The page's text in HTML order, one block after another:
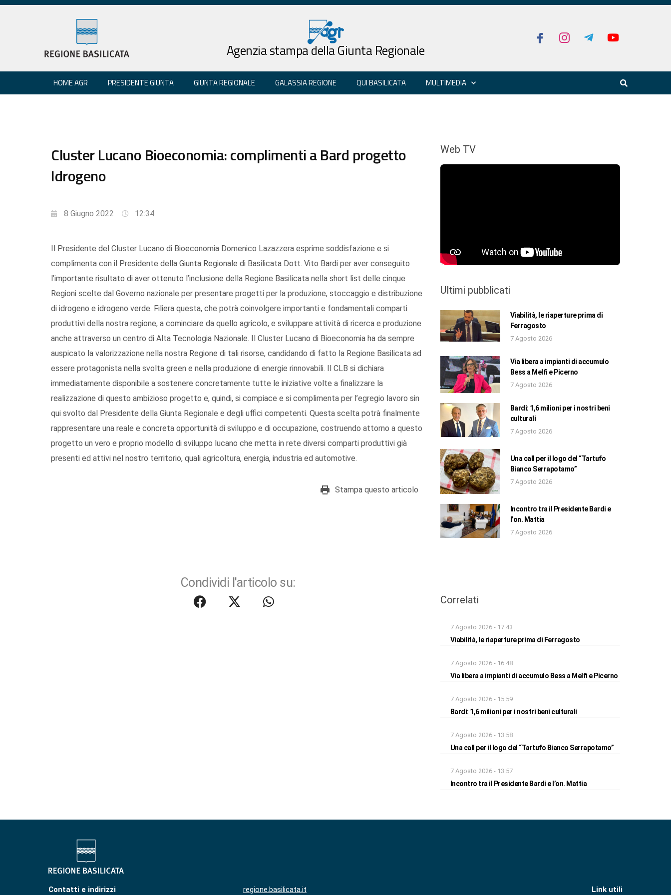
Agenzia stampa della Giunta Regionale
HOME AGR PRESIDENTE GIUNTA GIUNTA REGIONALE GALASSIA REGIONE QUI BASILICATA MULTIMEDIA
Cluster Lucano Bioeconomia: complimenti a Bard progetto
Idrogeno
8 Giugno 2022 12:34
Il Presidente del Cluster Lucano di Bioeconomia Domenico Lazazzera esprime soddisfazione e si
complimenta con il Presidente della Giunta Regionale di Basilicata Dott. Vito Bardi per aver conseguito
l’importante risultato di aver ottenuto l’inclusione della Regione Basilicata nella short list delle cinque
Regioni scelte dal Governo nazionale per presentare progetti per la produzione, stoccaggio e distribuzione
di idrogeno e idrogeno verde. Filiera questa, che potrà coinvolgere importanti e fondamentali comparti
produttivi della nostra regione, a cominciare da quello agricolo, e sviluppare attività di ricerca e produzione
anche attraverso un centro di Alta Tecnologia Nazionale. Il Cluster Lucano di Bioeconomia ha da sempre
auspicato la valorizzazione nella nostra Regione di tali risorse, candidando di fatto la Regione Basilicata ad
essere protagonista nella svolta green e nella produzione di energie rinnovabili. Il CLB si dichiara
immediatamente disponibile a sostenere concretamente tutte le iniziative volte a finalizzare la
realizzazione di questo ambizioso progetto e, quindi, si compiace e si complimenta per l’egregio lavoro sin
qui svolto dal Presidente della Giunta Regionale e degli uffici competenti. Questa scelta potrà finalmente
rappresentare una reale e concreta opportunità di sviluppo e di occupazione, costruendo attorno a questo
progetto un vero e proprio modello di sviluppo lucano che metta in rete diversi comparti produttivi già
presenti ed attivi nel nostro territorio, quali agricoltura, energia, industria ed automotive.
Stampa questo articolo
Condividi l'articolo su:
Web TV
Ultimi pubblicati
Viabilità, le riaperture prima di
Ferragosto
7 Agosto 2026
Via libera a impianti di accumulo
Bess a Melfi e Picerno
7 Agosto 2026
Bardi: 1,6 milioni per i nostri beni
culturali
7 Agosto 2026
Una call per il logo del “Tartufo
Bianco Serrapotamo”
7 Agosto 2026
Incontro tra il Presidente Bardi e
l’on. Mattia
7 Agosto 2026
Correlati
7 Agosto 2026 - 17:43
Viabilità, le riaperture prima di Ferragosto
7 Agosto 2026 - 16:48
Via libera a impianti di accumulo Bess a Melfi e Picerno
7 Agosto 2026 - 15:59
Bardi: 1,6 milioni per i nostri beni culturali
7 Agosto 2026 - 13:58
Una call per il logo del “Tartufo Bianco Serrapotamo”
7 Agosto 2026 - 13:57
Incontro tra il Presidente Bardi e l’on. Mattia
Contatti e indirizzi regione.basilicata.it Link utili